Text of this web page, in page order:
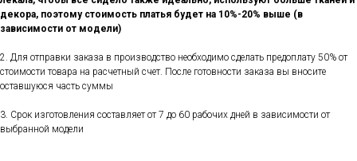
декора, поэтому стоимость платья будет на 10%-20% выше (в
зависимости от модели)
2. Для отправки заказа в производство необходимо сделать предоплату 50% от
стоимости товара на расчетный счет. После готовности заказа вы вносите
оставшуюся часть суммы
3. Срок изготовления составляет от 7 до 60 рабочих дней в зависимости от
выбранной модели